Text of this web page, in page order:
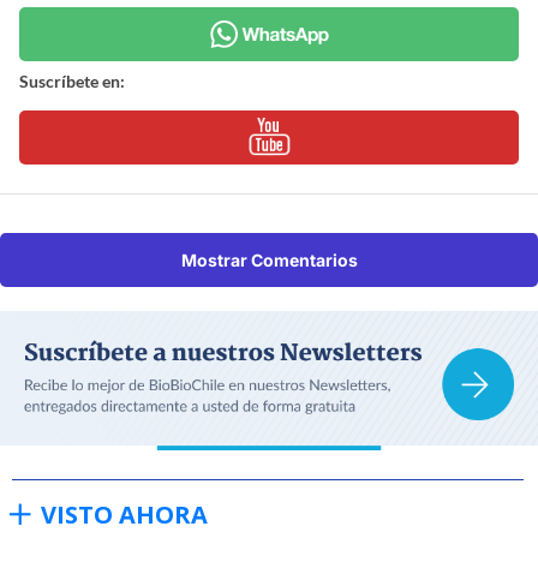
Suscríbete en:
Mostrar Comentarios
VISTO AHORA